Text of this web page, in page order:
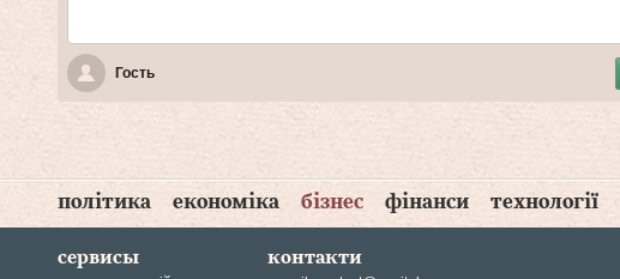
Гость
політика економіка бізнес фінанси технології
сервисы контакти